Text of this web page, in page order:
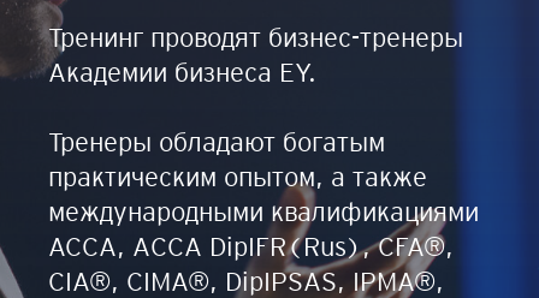
Тренинг проводят бизнес-тренеры
Академии бизнеса EY.
Тренеры обладают богатым
практическим опытом, а также
международными квалификациями
АССА, ACCA DipIFR(Rus), CFA®,
CIA®, CIMA®, DipIPSAS, IPMA®,